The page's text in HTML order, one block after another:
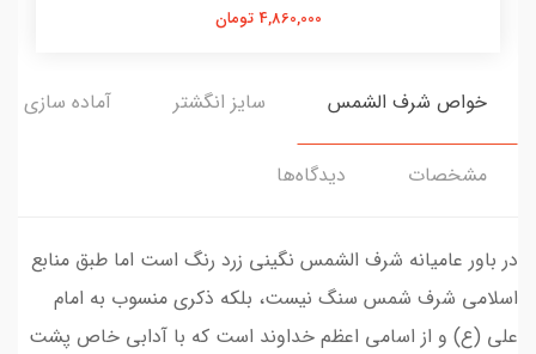
4,860,000 تومان
خواص شرف الشمس سایز انگشتر آماده سازی و
مشخصات دیدگاه‌ها
در باور عامیانه شرف الشمس نگینی زرد رنگ است اما طبق منابع
اسلامی شرف شمس سنگ نیست، بلکه ذکری منسوب به امام
علی (ع) و از اسامی اعظم خداوند است که با آدابی خاص پشت